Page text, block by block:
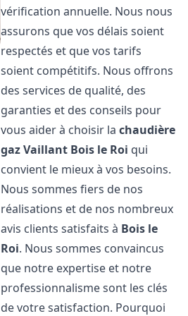
vérification annuelle. Nous nous
assurons que vos délais soient
respectés et que vos tarifs
soient compétitifs. Nous offrons
des services de qualité, des
garanties et des conseils pour
vous aider à choisir lachaudière
gaz Vaillant Bois le Roi qui
convient le mieux à vos besoins.
Nous sommes fiers de nos
réalisations et de nos nombreux
avis clients satisfaits à Bois le
Roi. Nous sommes convaincus
que notre expertise et notre
professionnalisme sont les clés
de votre satisfaction. Pourquoi